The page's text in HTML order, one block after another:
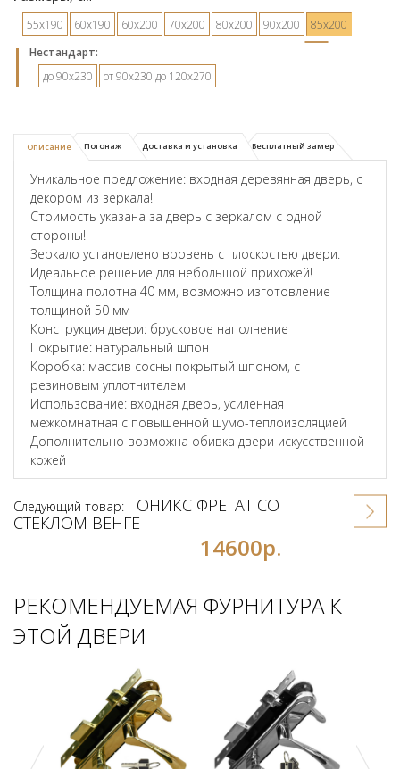
55х190 60х190 60х200 70х200 80х200 90х200
85х200
Hестандарт:
до 90х230
от 90х230 до 120х270
Описание Погонаж Доставка и установка Бесплатный замер
Уникальное предложение: входная деревянная дверь, с
декором из зеркала!
Стоимость указана за дверь с зеркалом с одной
стороны!
Зеркало установлено вровень с плоскостью двери.
Идеальное решение для небольшой прихожей!
Толщина полотна 40 мм, возможно изготовление
толщиной 50 мм
Конструкция двери: брусковое наполнение
Покрытие: натуральный шпон
Коробка: массив сосны покрытый шпоном, с
резиновым уплотнителем
Использование: входная дверь, усиленная
межкомнатная с повышенной шумо-теплоизоляцией
Дополнительно возможна обивка двери искусственной
кожей
Следующий товар:
ОНИКС ФРЕГАТ СО
СТЕКЛОМ ВЕНГЕ
14600р.
РЕКОМЕНДУЕМАЯ ФУРНИТУРА К
ЭТОЙ ДВЕРИ